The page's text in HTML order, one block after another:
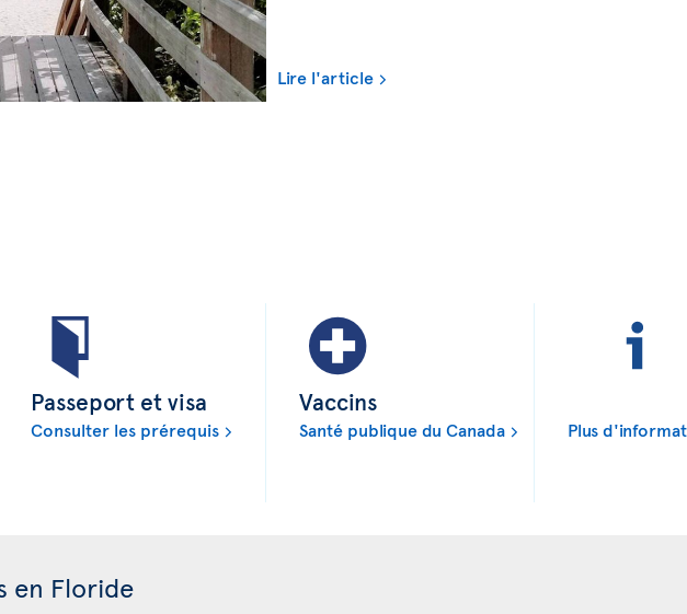
Lire l'article
Passeport et visa
Consulter les prérequis
Vaccins
Santé publique du Canada Plus
en Floride